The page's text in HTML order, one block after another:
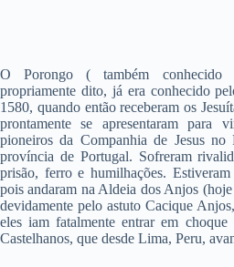
O Porongo ( também conhecido
propriamente dito, já era conhecido
1580, quando então receberam os
prontamente se apresentaram para
pioneiros da Companhia de Jesus no
província de Portugal. Sofreram
prisão, ferro e humilhações.
pois andaram na Aldeia dos Anjos
devidamente pelo astuto Cacique
eles iam fatalmente entrar em choque
Castelhanos, que desde Lima, Peru,